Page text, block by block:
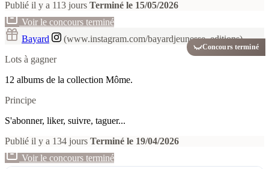
Publié il y a 113 jours Terminé le 15/05/2026
Voir le concours terminé
Concours terminé
Bayard
(www.instagram.com/bayardjeunesse_editions)
Lots à gagner
12 albums de la collection Môme.
Principe
S'abonner, liker, suivre, taguer...
Publié il y a 134 jours Terminé le 19/04/2026
Voir le concours terminé